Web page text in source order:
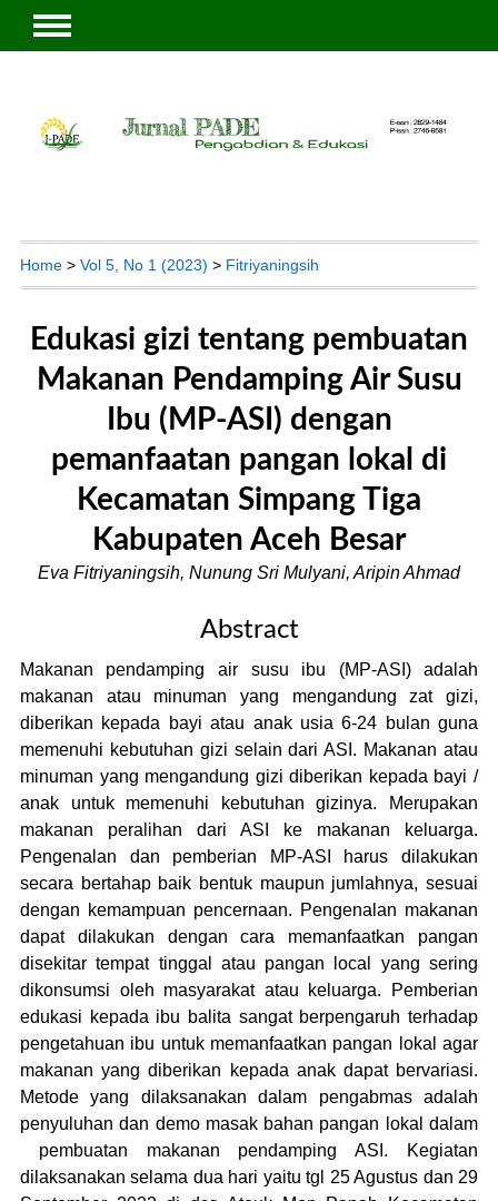
Home> Vol 5, No 1 (2023) > Fitriyaningsih
Edukasi gizi tentang pembuatan
Makanan Pendamping Air Susu
Ibu (MP-ASI) dengan
pemanfaatan pangan lokal di
Kecamatan Simpang Tiga
Kabupaten Aceh Besar
Eva Fitriyaningsih, Nunung Sri Mulyani, Aripin Ahmad
Abstract
Makanan pendamping air susu ibu (MP-ASI) adalah
makanan atau minuman yang mengandung zat gizi,
diberikan kepada bayi atau anak usia 6-24 bulan guna
memenuhi kebutuhan gizi selain dari ASI. Makanan atau
minuman yang mengandung gizi diberikan kepada bayi /
anak untuk memenuhi kebutuhan gizinya. Merupakan
makanan peralihan dari ASI ke makanan keluarga.
Pengenalan dan pemberian MP-ASI harus dilakukan
secara bertahap baik bentuk maupun jumlahnya, sesuai
dengan kemampuan pencernaan. Pengenalan makanan
dapat dilakukan dengan cara memanfaatkan pangan
disekitar tempat tinggal atau pangan local yang sering
dikonsumsi oleh masyarakat atau keluarga. Pemberian
edukasi kepada ibu balita sangat berpengaruh terhadap
pengetahuan ibu untuk memanfaatkan pangan lokal agar
makanan yang diberikan kepada anak dapat bervariasi.
Metode yang dilaksanakan dalam pengabmas adalah
penyuluhan dan demo masak bahan pangan lokal dalam
pembuatan makanan pendamping ASI. Kegiatan
dilaksanakan selama dua hari yaitu tgl 25 Agustus dan 29